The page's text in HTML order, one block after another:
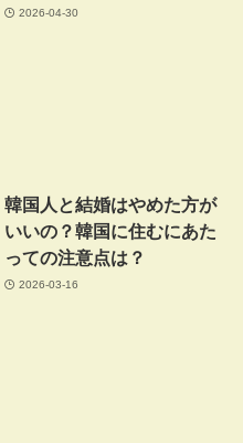
2026-04-30
韓国人と結婚はやめた方が
いいの？韓国に住むにあた
っての注意点は？
2026-03-16